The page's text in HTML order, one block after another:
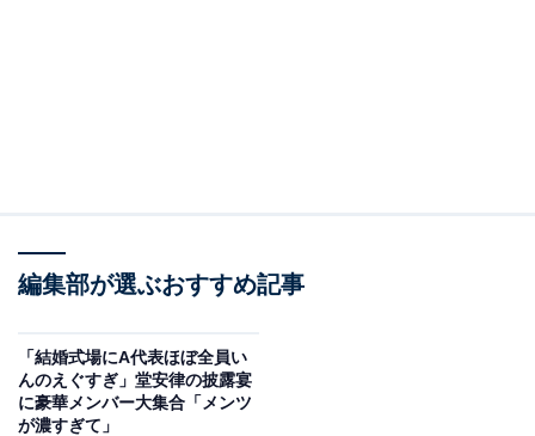
編集部が選ぶおすすめ記事
「結婚式場にA代表ほぼ全員い
んのえぐすぎ」堂安律の披露宴
に豪華メンバー大集合「メンツ
が濃すぎて」